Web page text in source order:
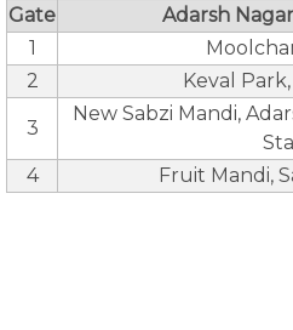
Gate
Adarsh
1
2
Keval
3
New Sabzi Mandi,
4
Fruit Mandi,